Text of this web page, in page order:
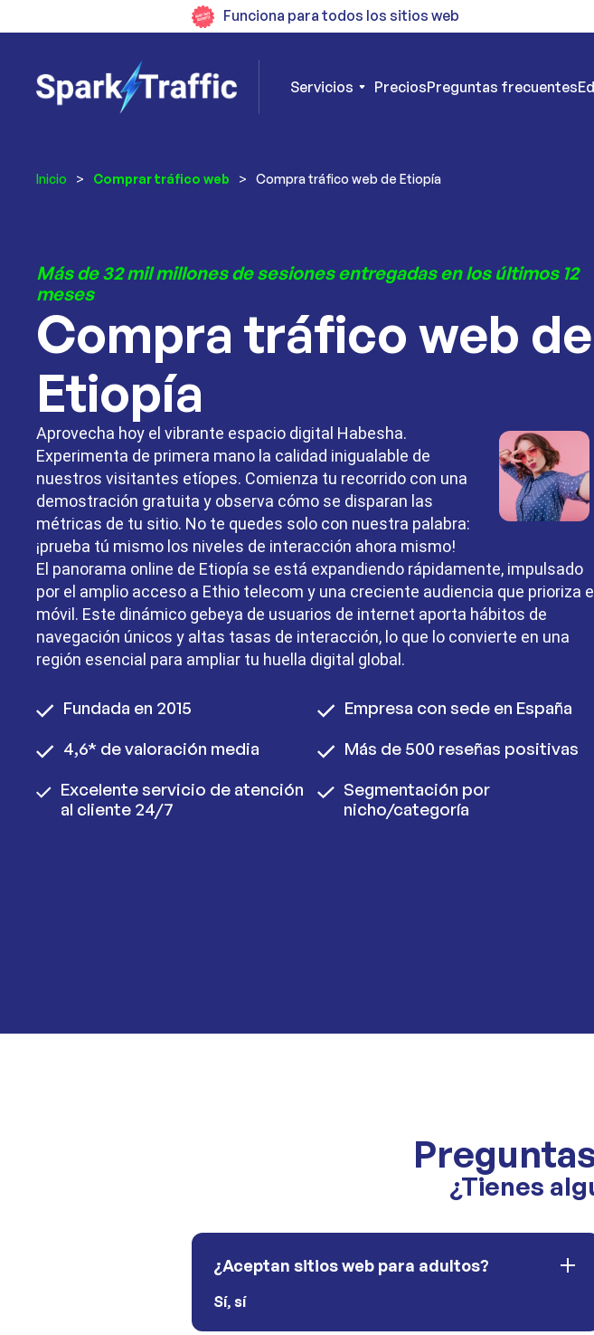
Funciona para todos los sitios web
Servicios PreciosPreguntas frecuentes
Inicio > Comprar tráfico web > Compra tráfico web de Etiopía
Más de 32 mil millones de sesiones entregadas en los últimos 12
meses
Compra tráfico web de
Etiopía
Aprovecha hoy el vibrante espacio digital Habesha.
Experimenta de primera mano la calidad inigualable de
nuestros visitantes etíopes. Comienza tu recorrido con una
demostración gratuita y observa cómo se disparan las
métricas de tu sitio. No te quedes solo con nuestra palabra:
¡prueba tú mismo los niveles de interacción ahora mismo!
El panorama online de Etiopía se está expandiendo rápidamente, impulsado
por el amplio acceso a Ethio telecom y una creciente audiencia que prioriza el
móvil. Este dinámico gebeya de usuarios de internet aporta hábitos de
navegación únicos y altas tasas de interacción, lo que lo convierte en una
región esencial para ampliar tu huella digital global.
Fundada en 2015
4,6* de valoración media
Excelente servicio de atención
al cliente 24/7
Empresa con sede en España
Más de 500 reseñas positivas
Segmentación por
nicho/categoría
¿Tienes
¿Aceptan sitios web para adultos?
Sí, sí